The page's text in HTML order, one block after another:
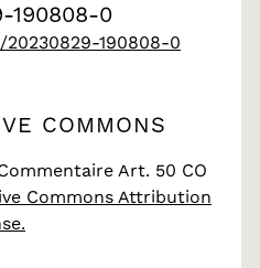
190808-0
20230829-190808-0
COMMONS
Art. 50 CO
Commons Attribution